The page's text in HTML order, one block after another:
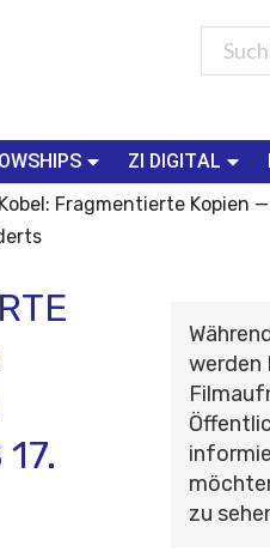
ZI DIGITAL
Fragmentierte Kopien
zu